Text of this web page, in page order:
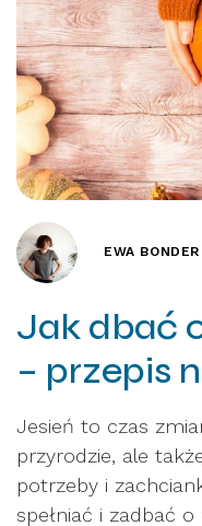
EWA BONDER
Jak dbać
– przepis
Jesień to czas
przyrodzie, ale
potrzeby i
spełniać i zadbać o